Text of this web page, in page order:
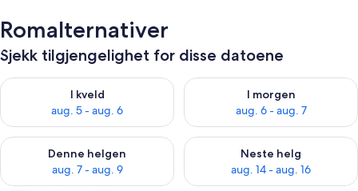
Romalternativer
Sjekk tilgjengelighet for disse datoene
I kveld
aug. 5 - aug. 6
Sjekk tilgjengelighet for i kveld, aug. 5 - aug. 6
I morgen
aug. 6 - aug. 7
Sjekk tilgjengelighet for i
Denne helgen
aug. 7 - aug. 9
Sjekk tilgjengelighet for denne helgen, aug. 7 - aug. 9
Neste helg
aug. 14 - aug. 16
Sjekk tilgjengelighet for neste